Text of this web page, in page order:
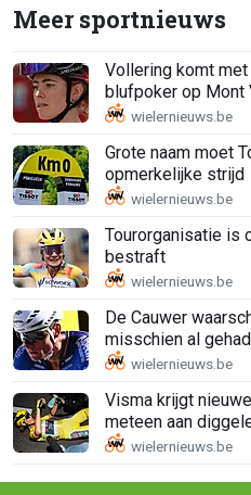
Meer sportnieuws
Vollering komt
blufpoker op Mont
Grote naam moet
opmerkelijke strijd
Tourorganisatie is
bestraft
De Cauwer
misschien al
Visma krijgt
meteen aan